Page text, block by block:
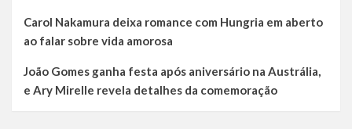
Carol Nakamura deixa romance com Hungria em aberto
ao falar sobre vida amorosa
João Gomes ganha festa após aniversário na Austrália,
e Ary Mirelle revela detalhes da comemoração